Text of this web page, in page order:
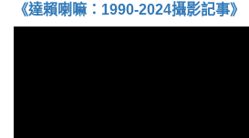
《達賴喇嘛：1990-2024攝影記事》